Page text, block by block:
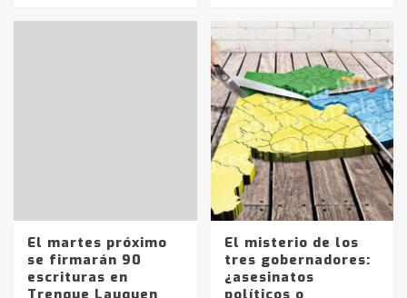
El martes próximo
se firmarán 90
escrituras en
El misterio de los
tres gobernadores:
¿asesinatos